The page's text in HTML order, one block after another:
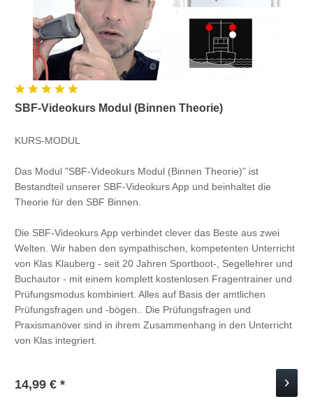
SBF-Videokurs Modul (Binnen Theorie)
KURS-MODUL
Das Modul "SBF-Videokurs Modul (Binnen Theorie)" ist
Bestandteil unserer SBF-Videokurs App und beinhaltet die
Theorie für den SBF Binnen.
Die SBF-Videokurs App verbindet clever das Beste aus zwei
Welten. Wir haben den sympathischen, kompetenten Unterricht
von Klas Klauberg - seit 20 Jahren Sportboot-, Segellehrer und
Buchautor - mit einem komplett kostenlosen Fragentrainer und
Prüfungsmodus kombiniert. Alles auf Basis der amtlichen
Prüfungsfragen und -bögen.. Die Prüfungsfragen und
Praxismanöver sind in ihrem Zusammenhang in den Unterricht
von Klas integriert.
14,99 € *